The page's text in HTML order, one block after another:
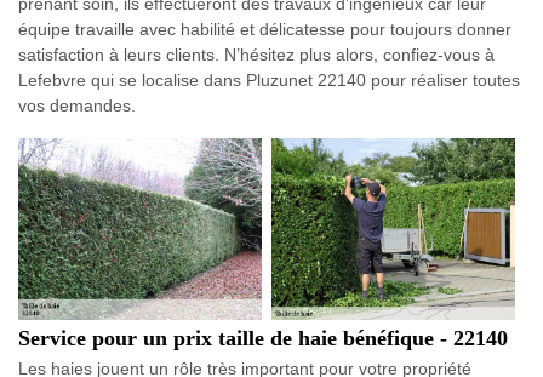
équipe travaille avec habilité et délicatesse pour toujours donner
satisfaction à leurs clients. N’hésitez plus alors, confiez-vous à
Lefebvre qui se localise dans Pluzunet 22140 pour réaliser toutes
vos demandes.
Service pour un prix taille de haie bénéfique - 22140
Les haies jouent un rôle très important pour votre propriété